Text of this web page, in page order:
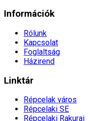
Információk
Rólunk
Kapcsolat
Foglaltság
Házirend
Linktár
Répcelak város
Répcelaki SE
Répcelaki Rakurai